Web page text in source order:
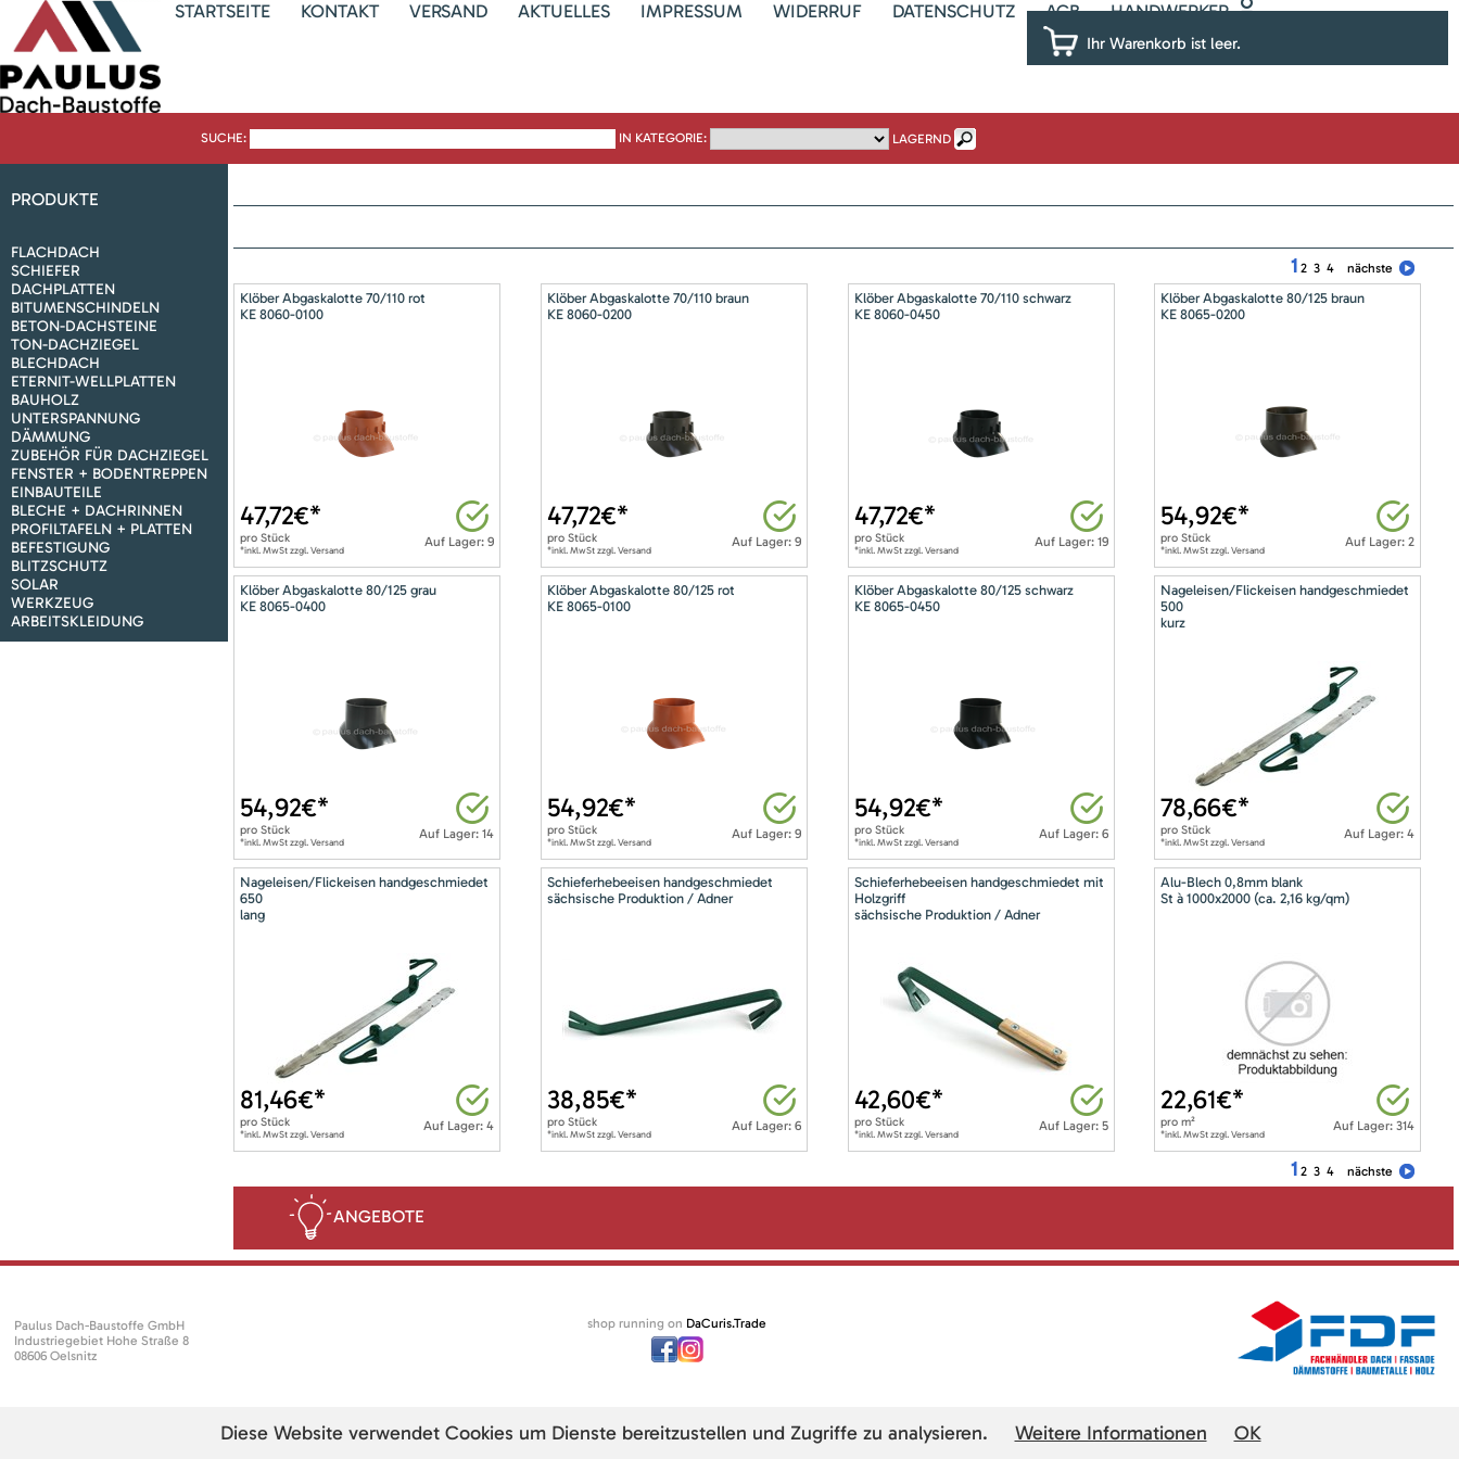
STARTSEITE KONTAKT VERSAND AKTUELLES IMPRESSUM WIDERRUF DATENSCHUTZ AGB HANDWERKER
Ihr Warenkorb ist leer.
SUCHE: IN KATEGORIE: LAGERND
PRODUKTE
FLACHDACH
SCHIEFER
DACHPLATTEN
BITUMENSCHINDELN
BETON-DACHSTEINE
TON-DACHZIEGEL
BLECHDACH
ETERNIT-WELLPLATTEN
BAUHOLZ
UNTERSPANNUNG
DÄMMUNG
ZUBEHÖR FÜR DACHZIEGEL
FENSTER + BODENTREPPEN
EINBAUTEILE
BLECHE + DACHRINNEN
PROFILTAFELN + PLATTEN
BEFESTIGUNG
BLITZSCHUTZ
SOLAR
WERKZEUG
ARBEITSKLEIDUNG
1 2 3 4 nächste
Klöber Abgaskalotte 70/110 rot
KE 8060-0100
Auf Lager: 9
47,72€*
pro Stück
*inkl. MwSt zzgl. Versand
Klöber Abgaskalotte 70/110 braun
KE 8060-0200
Auf Lager: 9
47,72€*
pro Stück
*inkl. MwSt zzgl. Versand
Klöber Abgaskalotte 70/110 schwarz
KE 8060-0450
Auf Lager: 19
47,72€*
pro Stück
*inkl. MwSt zzgl. Versand
Klöber Abgaskalotte 80/125 braun
KE 8065-0200
Auf Lager: 2
54,92€*
proStück
*inkl. MwSt zzgl. Versand
Klöber Abgaskalotte 80/125 grau
KE 8065-0400
Auf Lager: 14
54,92€*
pro Stück
*inkl. MwSt zzgl. Versand
Klöber Abgaskalotte 80/125 rot
KE 8065-0100
Auf Lager: 9
54,92€*
pro Stück
*inkl. MwSt zzgl. Versand
Klöber Abgaskalotte 80/125 schwarz
KE 8065-0450
Auf Lager: 6
54,92€*
pro Stück
*inkl. MwSt zzgl. Versand
Nageleisen/Flickeisen handgeschmiedet
500
kurz
Auf Lager: 4
78,66€*
proStück
*inkl. MwSt zzgl. Versand
Nageleisen/Flickeisen handgeschmiedet
650
lang
Auf Lager: 4
81,46€*
pro Stück
*inkl. MwSt zzgl. Versand
Schieferhebeeisen handgeschmiedet
sächsische Produktion / Adner
Auf Lager: 6
38,85€*
pro Stück
*inkl. MwSt zzgl. Versand
Schieferhebeeisen handgeschmiedet mit
Holzgriff
sächsische Produktion / Adner
Auf Lager: 5
42,60€*
pro Stück
*inkl. MwSt zzgl. Versand
Alu-Blech 0,8mm blank
St à 1000x2000 (ca. 2,16 kg/qm)
Auf Lager: 314
22,61€*
prom²
*inkl. MwSt zzgl. Versand
1 2 3 4 nächste
ANGEBOTE
Paulus Dach-Baustoffe GmbH
Industriegebiet Hohe Straße 8
08606 Oelsnitz
shop running on DaCuris.Trade
Diese Website verwendet Cookies um Dienste bereitzustellen und Zugriffe zu analysieren. Weitere Informationen OK